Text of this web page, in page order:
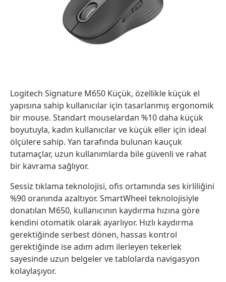
Logitech Signature M650 Küçük, özellikle küçük el
yapısına sahip kullanıcılar için tasarlanmış ergonomik
bir mouse. Standart mouselardan %10 daha küçük
boyutuyla, kadın kullanıcılar ve küçük eller için ideal
ölçülere sahip. Yan tarafında bulunan kauçuk
tutamaçlar, uzun kullanımlarda bile güvenli ve rahat
bir kavrama sağlıyor.
Sessiz tıklama teknolojisi, ofis ortamında ses kirliliğini
%90 oranında azaltıyor. SmartWheel teknolojisiyle
donatılan M650, kullanıcının kaydırma hızına göre
kendini otomatik olarak ayarlıyor. Hızlı kaydırma
gerektiğinde serbest dönen, hassas kontrol
gerektiğinde ise adım adım ilerleyen tekerlek
sayesinde uzun belgeler ve tablolarda navigasyon
kolaylaşıyor.